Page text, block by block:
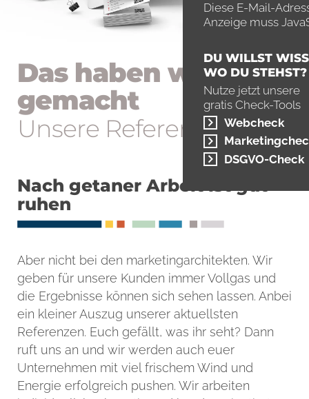
Das haben wir ­
gemacht
Unsere Referenzen
Nach getaner Arbeit ist gut
ruhen
Aber nicht bei den marketingarchitekten. Wir
geben für unsere Kunden immer Vollgas und
die Ergebnisse können sich sehen lassen. Anbei
ein kleiner Auszug unserer aktuellsten
Referenzen. Euch gefällt, was ihr seht? Dann
ruft uns an und wir werden auch euer
Unternehmen mit viel frischem Wind und
Energie erfolgreich pushen. Wir arbeiten
Diese E-Mail-
Anzeige muss
DU WILLST
WO DU STEHST?
Nutze jetzt unsere
gratis Check-Tools
Webcheck
DSGVO-Check